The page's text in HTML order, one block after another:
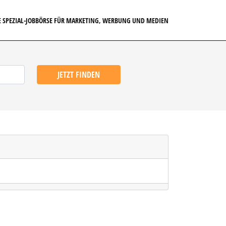
SPEZIAL-JOBBÖRSE FÜR MARKETING, WERBUNG UND MEDIEN
JETZT FINDEN